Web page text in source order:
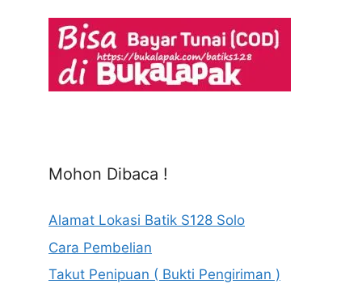
Mohon Dibaca !
Alamat Lokasi Batik S128 Solo
Cara Pembelian
Takut Penipuan ( Bukti Pengiriman )